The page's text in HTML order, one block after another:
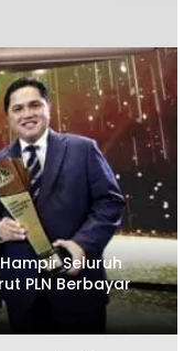
Seluruh
PLN Berbayar